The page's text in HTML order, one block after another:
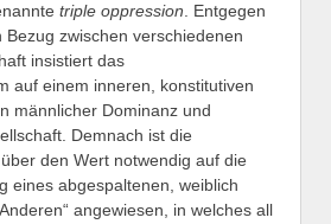
triple oppression . Entgegen
zwischen verschiedenen
insistiert das
auf einem inneren, konstitutiven
männlicher Dominanz und
Demnach ist die
den Wert notwendig auf die
eines abgespaltenen, weiblich
angewiesen, in welches all